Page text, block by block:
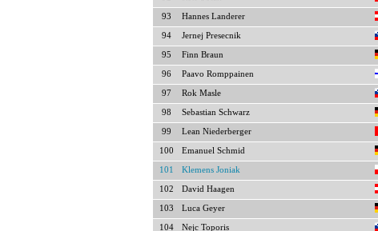
93 Hannes Landerer
94 Jernej Presecnik
95 Finn Braun
96 Paavo Romppainen
97 Rok Masle
98 Sebastian Schwarz
99 Lean Niederberger
100 Emanuel Schmid
101 Klemens Joniak
102 David Haagen
103 Luca Geyer
104 Nejc Toporis